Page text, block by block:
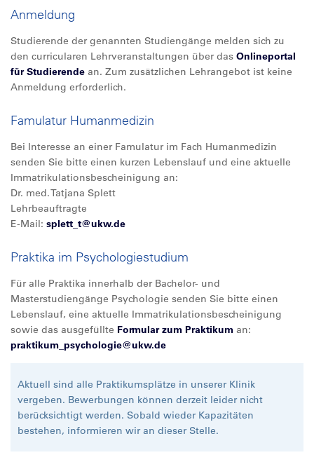
Anmeldung
Studierende der genannten Studiengänge melden sich zu
den curricularen Lehrveranstaltungen über das Onlineportal
für Studierende an. Zum zusätzlichen Lehrangebot ist keine
Anmeldung erforderlich.
Famulatur Humanmedizin
Bei Interesse an einer Famulatur im Fach Humanmedizin
senden Sie bitte einen kurzen Lebenslauf und eine aktuelle
Immatrikulationsbescheinigung an:
Dr. med. Tatjana Splett
Lehrbeauftragte
E-Mail: splett_t@ukw.de
Praktika im Psychologiestudium
Für alle Praktika innerhalb der Bachelor- und
Masterstudiengänge Psychologie senden Sie bitte einen
Lebenslauf, eine aktuelle Immatrikulationsbescheinigung
sowie das ausgefüllte Formular zum Praktikum an:
praktikum_psychologie@ukw.de
Aktuell sind alle Praktikumsplätze in unserer Klinik
vergeben. Bewerbungen können derzeit leider nicht
berücksichtigt werden. Sobald wieder Kapazitäten
bestehen, informieren wir an dieser Stelle.